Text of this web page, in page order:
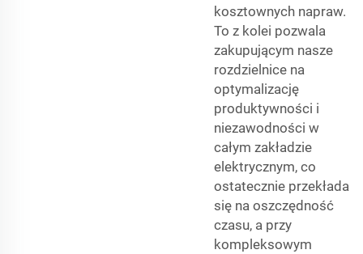
kosztownych napraw.
To z kolei pozwala
zakupującym nasze
rozdzielnice na
optymalizację
produktywności i
niezawodności w
całym zakładzie
elektrycznym, co
ostatecznie przekłada
się na oszczędność
czasu, a przy
kompleksowym